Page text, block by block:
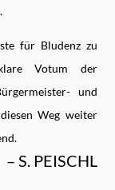
für Bludenz zu
Votum der
und
Weg weiter
– S. PEISCHL